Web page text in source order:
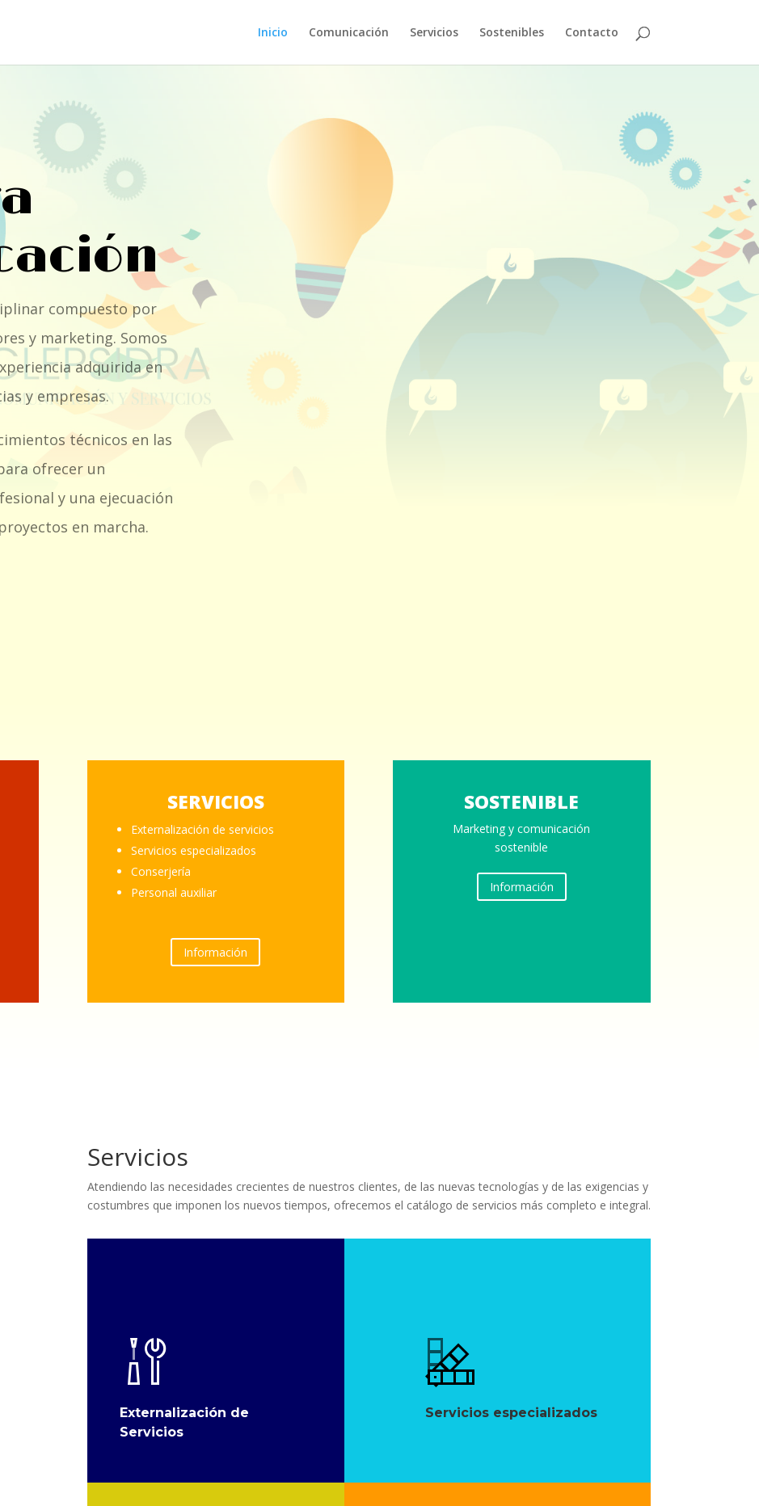
Inicio Comunicación Servicios Sostenibles Contacto
compuesto por
y marketing. Somos
adquirida en
y empresas.
técnicos en las
ofrecer un
y una ejecuación
en marcha.
SERVICIOS
Externalización de servicios
Servicios especializados
Conserjería
Personal auxiliar
Información
SOSTENIBLE
Marketing y comunicación
sostenible
Información
Servicios
Atendiendo las necesidades crecientes de nuestros clientes, de las nuevas tecnologías y de las exigencias y
costumbres que imponen los nuevos tiempos, ofrecemos el catálogo de servicios más completo e integral.
Externalización de
Servicios
Servicios especializados